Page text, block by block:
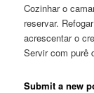
Cozinhar o
reservar.
acrescentar o
Servir com purê
Submit a new